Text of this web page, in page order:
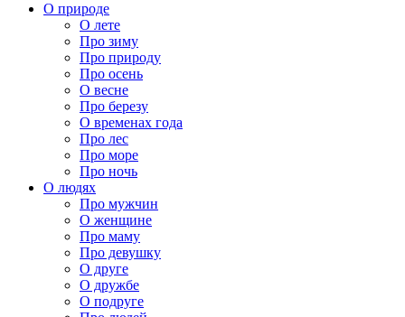
О природе
О лете
Про зиму
Про природу
Про осень
О весне
Про березу
О временах года
Про лес
Про море
Про ночь
О людях
Про мужчин
О женщине
Про маму
Про девушку
О друге
О дружбе
О подруге